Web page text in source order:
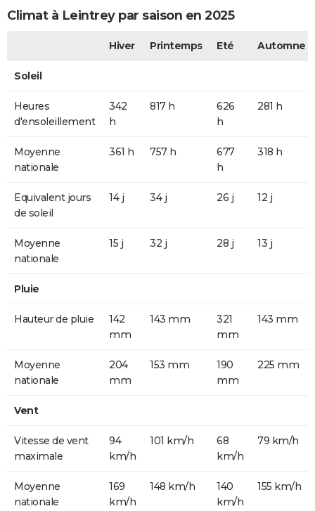
Climat à Leintrey par saison en 2025
Hiver Printemps Eté Automne
Soleil
Heures
d'ensoleillement
342
h
817 h
626
h
281 h
Moyenne
nationale
361 h 757 h
677
h
318 h
Equivalent jours
de soleil
14 j 34 j 26 j 12 j
Moyenne
nationale
15 j 32 j 28 j 13 j
Pluie
Hauteur de pluie
142
mm
143 mm
321
mm
143 mm
Moyenne
nationale
204
mm
153 mm
190
mm
225 mm
Vent
Vitesse de vent
maximale
94
km/h
101 km/h
68
km/h
79 km/h
Moyenne
nationale
169
km/h
148 km/h
140
km/h
155 km/h